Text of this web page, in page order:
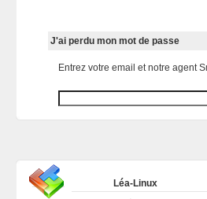
J'ai perdu mon mot de passe
Entrez votre email et notre agent
Léa-Linux